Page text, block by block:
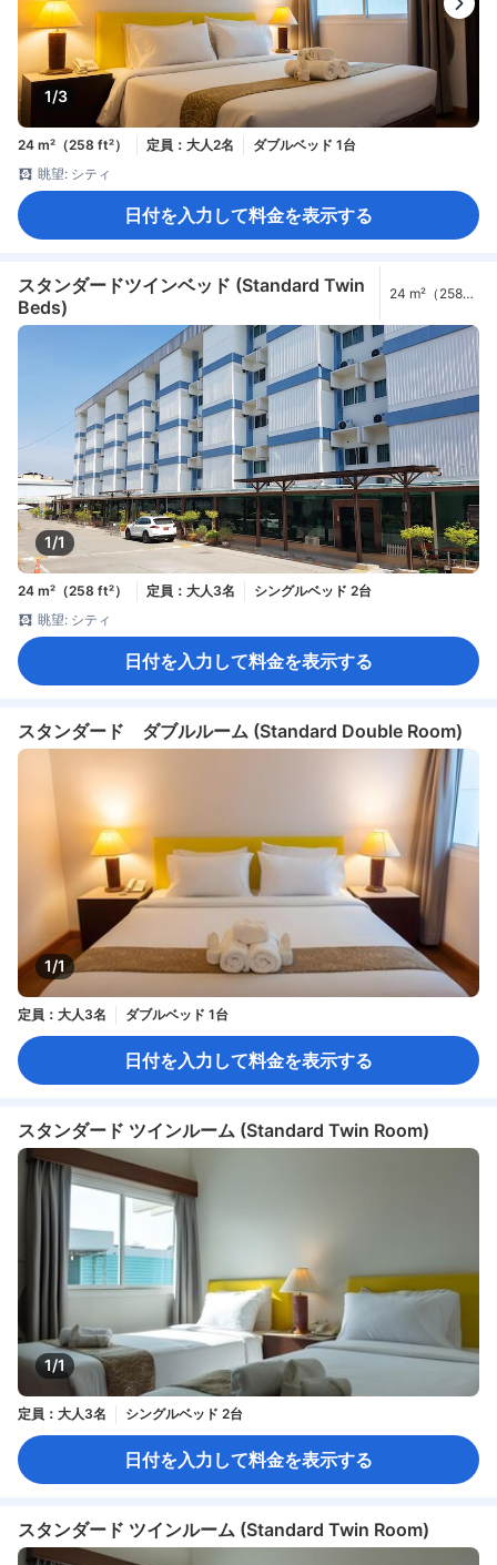
1/3
24 m²（258 ft²） 定員：大人2名
ダブルベッド 1台
眺望: シティ
日付を入力して料金を表示する
スタンダードツインベッド (Standard Twin
Beds)
24 m²（258
1/1
24 m²（258 ft²） 定員：大人3名
シングルベッド 2台
眺望: シティ
日付を入力して料金を表示する
スタンダード ダブルルーム (Standard Double Room)
1/1
定員：大人3名 ダブルベッド 1台
日付を入力して料金を表示する
スタンダード ツインルーム (Standard Twin Room)
1/1
定員：大人3名 シングルベッド 2台
日付を入力して料金を表示する
スタンダード ツインルーム (Standard Twin Room)